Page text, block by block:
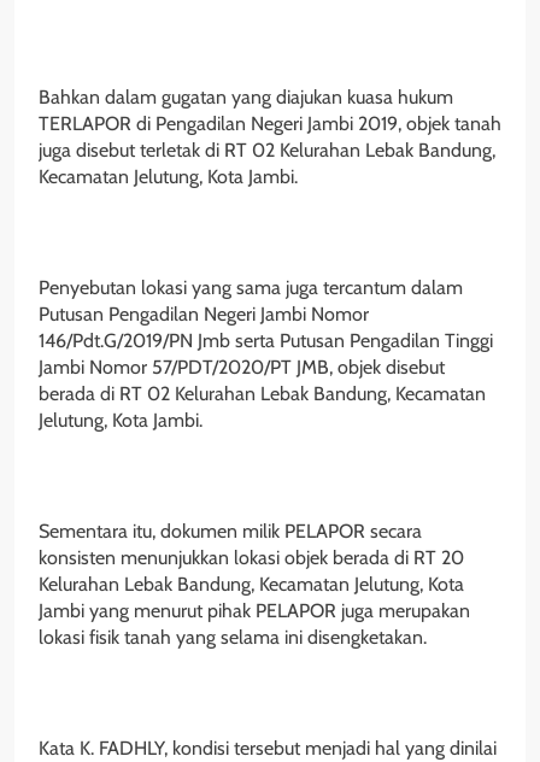
Bahkan dalam gugatan yang diajukan kuasa hukum
TERLAPOR di Pengadilan Negeri Jambi 2019, objek tanah
juga disebut terletak di RT 02 Kelurahan Lebak Bandung,
Kecamatan Jelutung, Kota Jambi.
Penyebutan lokasi yang sama juga tercantum dalam
Putusan Pengadilan Negeri Jambi Nomor
146/Pdt.G/2019/PN Jmb serta Putusan Pengadilan Tinggi
Jambi Nomor 57/PDT/2020/PT JMB, objek disebut
berada di RT 02 Kelurahan Lebak Bandung, Kecamatan
Jelutung, Kota Jambi.
Sementara itu, dokumen milik PELAPOR secara
konsisten menunjukkan lokasi objek berada di RT 20
Kelurahan Lebak Bandung, Kecamatan Jelutung, Kota
Jambi yang menurut pihak PELAPOR juga merupakan
lokasi fisik tanah yang selama ini disengketakan.
Kata K. FADHLY, kondisi tersebut menjadi hal yang dinilai